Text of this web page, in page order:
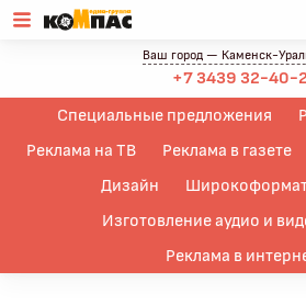
Ваш город — Каменск-
+7 3439 32-40-
Специальные предложения
Реклама на ТВ
Реклама в газете
Дизайн
Изготовление аудио и
Реклама в